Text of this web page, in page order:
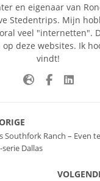
en eigenaar van
Stedentrips. Mijn
veel "internetten".
deze websites. Ik
vindt!
Southfork Ranch – Even
Dallas